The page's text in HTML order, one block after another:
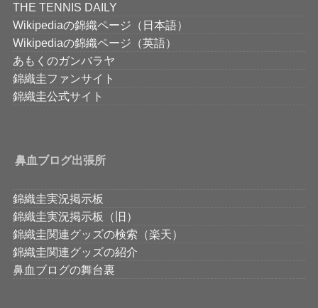
THE TENNIS DAILY
Wikipediaの錦織ページ（日本語）
Wikipediaの錦織ページ（英語）
あもくのガンバラヤ
錦織圭ファンサイト
錦織圭公式サイト
鼻血ブログ出張所
錦織圭実況掲示板
錦織圭実況掲示板（旧）
錦織圭関連グッズの検索（楽天）
錦織圭関連グッズの紹介
鼻血ブログの舞台裏